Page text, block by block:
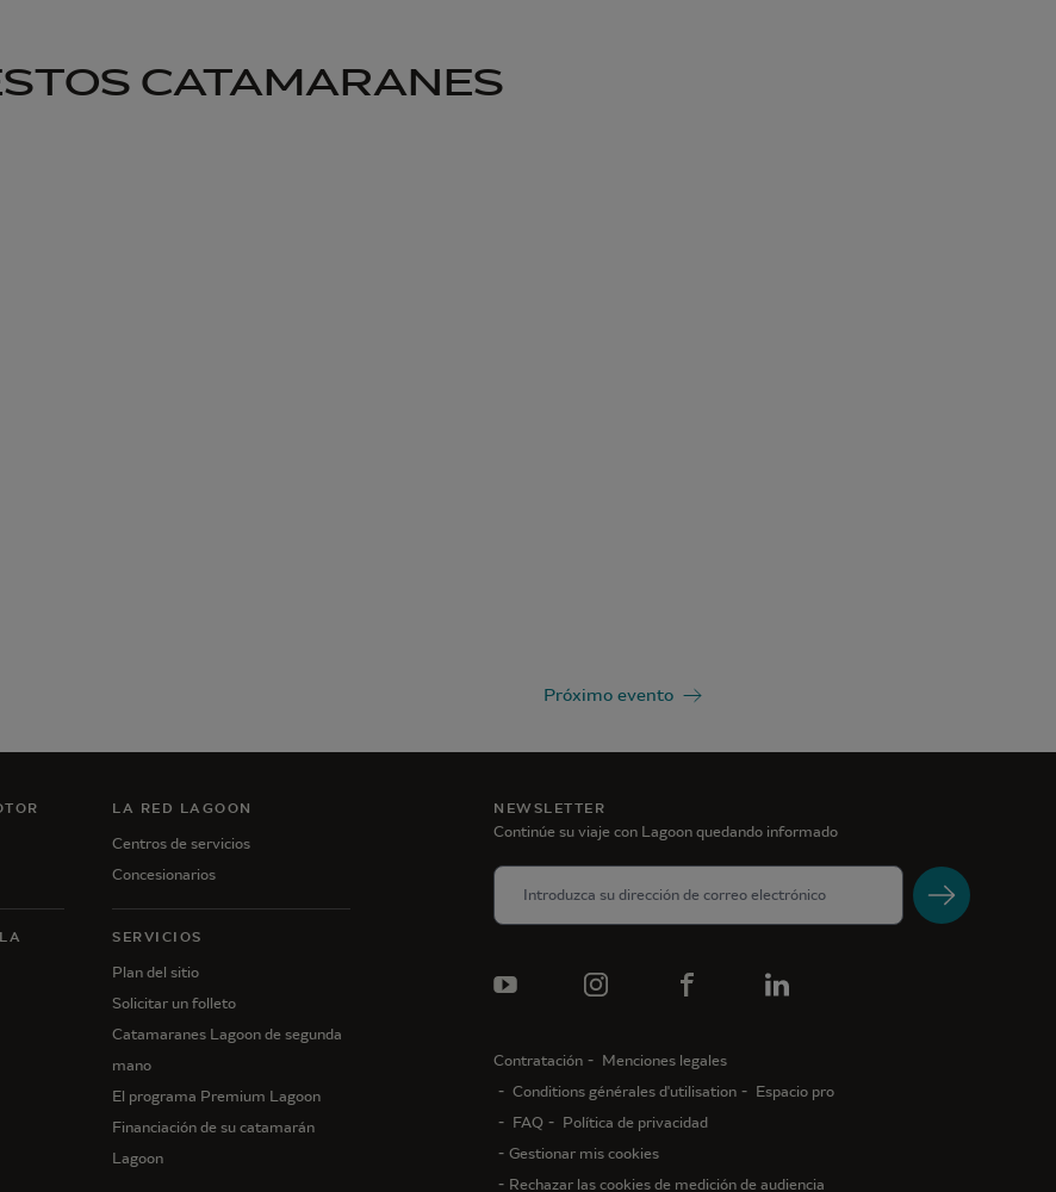
CATAMARANES
Próximo evento
LA RED LAGOON
Centros de servicios
Concesionarios
SERVICIOS
Plan del sitio
Solicitar un folleto
Catamaranes Lagoon de segunda
mano
El programa Premium Lagoon
Financiación de su catamarán
Lagoon
NEWSLETTER
Continúe su viaje con Lagoon quedando informado
Contratación
Menciones legales
Conditions générales d'utilisation
Espacio pro
FAQ
Política de privacidad
Gestionar mis cookies
Rechazar las cookies de medición de audiencia